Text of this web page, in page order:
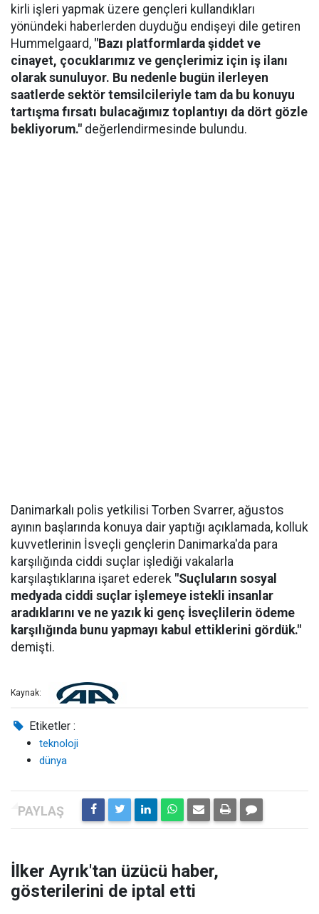
kirli işleri yapmak üzere gençleri kullandıkları
yönündeki haberlerden duyduğu endişeyi dile getiren
Hummelgaard, "Bazı platformlarda şiddet ve
cinayet, çocuklarımız ve gençlerimiz için iş ilanı
olarak sunuluyor. Bu nedenle bugün ilerleyen
saatlerde sektör temsilcileriyle tam da bu konuyu
tartışma fırsatı bulacağımız toplantıyı da dört gözle
bekliyorum." değerlendirmesinde bulundu.
Danimarkalı polis yetkilisi Torben Svarrer, ağustos
ayının başlarında konuya dair yaptığı açıklamada, kolluk
kuvvetlerinin İsveçli gençlerin Danimarka'da para
karşılığında ciddi suçlar işlediği vakalarla
karşılaştıklarına işaret ederek "Suçluların sosyal
medyada ciddi suçlar işlemeye istekli insanlar
aradıklarını ve ne yazık ki genç İsveçlilerin ödeme
karşılığında bunu yapmayı kabul ettiklerini gördük."
demişti.
Kaynak:
Etiketler :
teknoloji
dünya
İlker Ayrık'tan üzücü haber,
gösterilerini de iptal etti